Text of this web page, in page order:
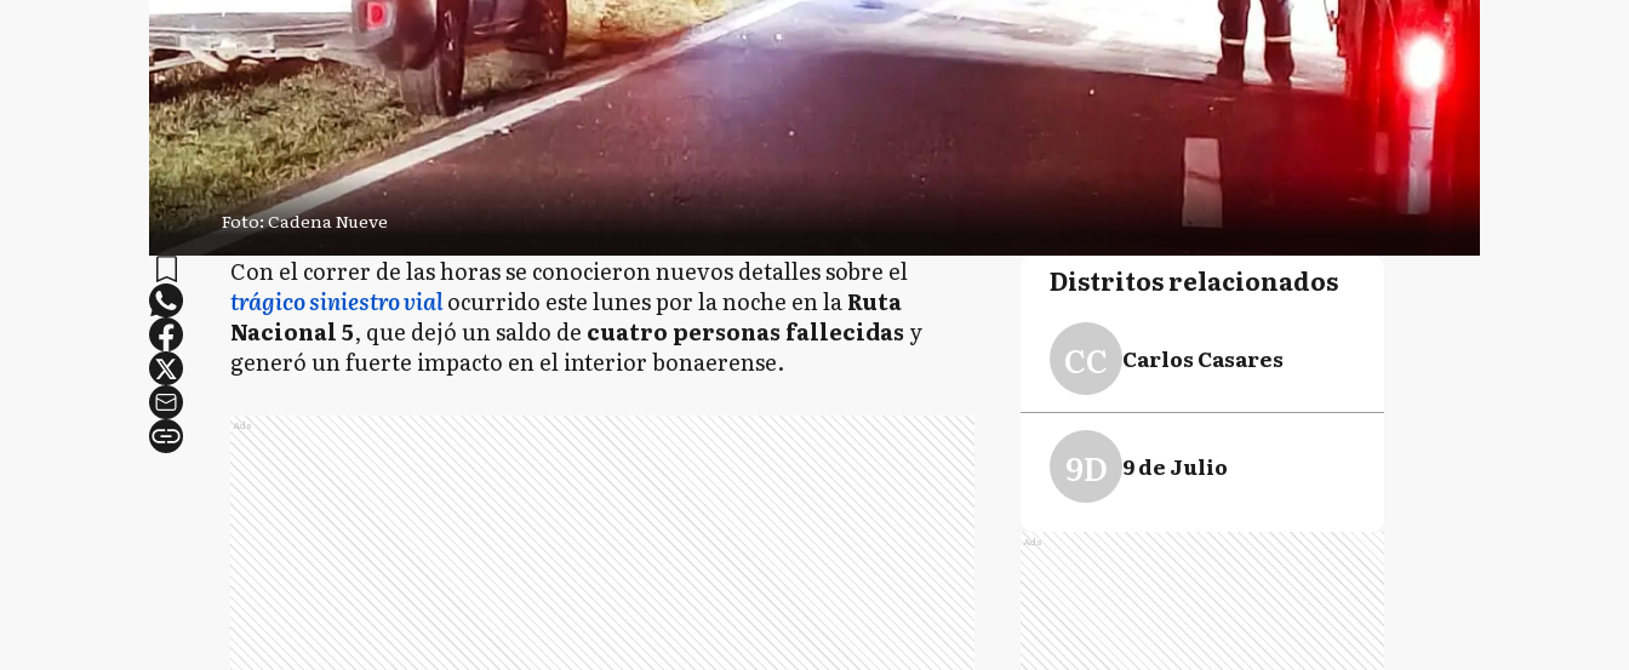
Foto: Cadena Nueve
Con el correr de las horas se conocieron nuevos detalles sobre el
trágico siniestro vialocurrido este lunes por la noche en laRuta
Nacional 5, que dejó un saldo de cuatro personas fallecidas y
generó un fuerte impacto en el interior bonaerense.
Ads
Distritos relacionados
CC Carlos Casares
9D 9 de Julio
Ads